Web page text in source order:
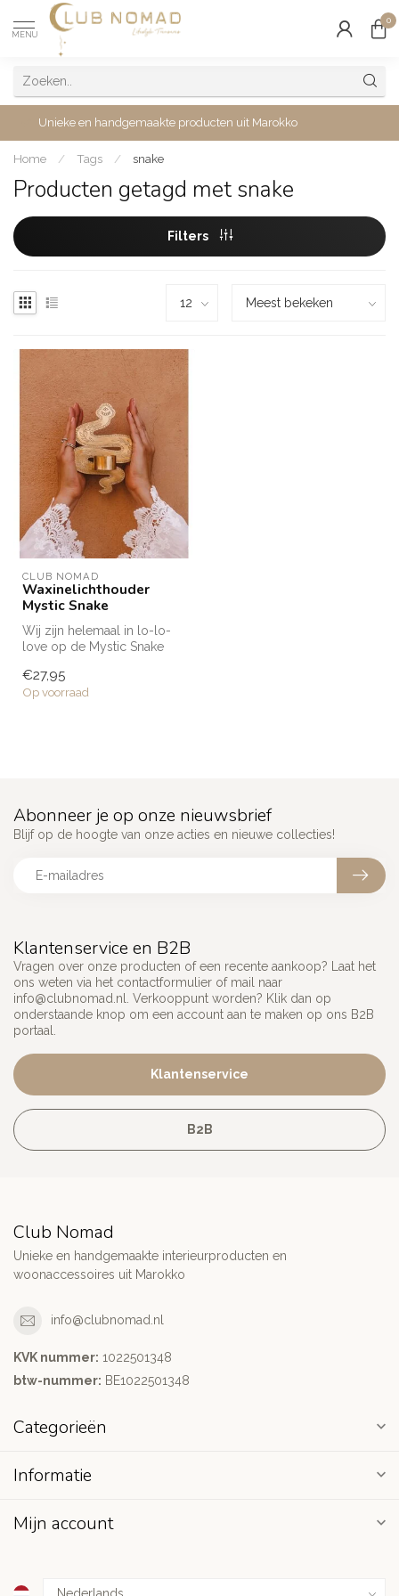
MENU
0
Unieke en handgemaakte producten uit Marokko
Home / Tags / snake
Producten getagd met snake
Filters
CLUB NOMAD
Waxinelichthouder
Mystic Snake
Wij zijn helemaal in lo-lo-
love op de Mystic Snake
Clu...
€27,95
Op voorraad
Klantenservice en B2B
Vragen over onze producten of een recente aankoop? Laat het
ons weten via het contactformulier of mail naar
info@clubnomad.nl
. Verkooppunt worden? Klik dan op
onderstaande knop om een account aan te maken op ons B2B
portaal.
Klantenservice
B2B
Abonneer je op onze nieuwsbrief
Blijf op de hoogte van onze acties en nieuwe collecties!
Club Nomad
Unieke en handgemaakte interieurproducten en
woonaccessoires uit Marokko
info@clubnomad.nl
KVK nummer: 1022501348
btw-nummer: BE1022501348
Categorieën
Informatie
Mijn account